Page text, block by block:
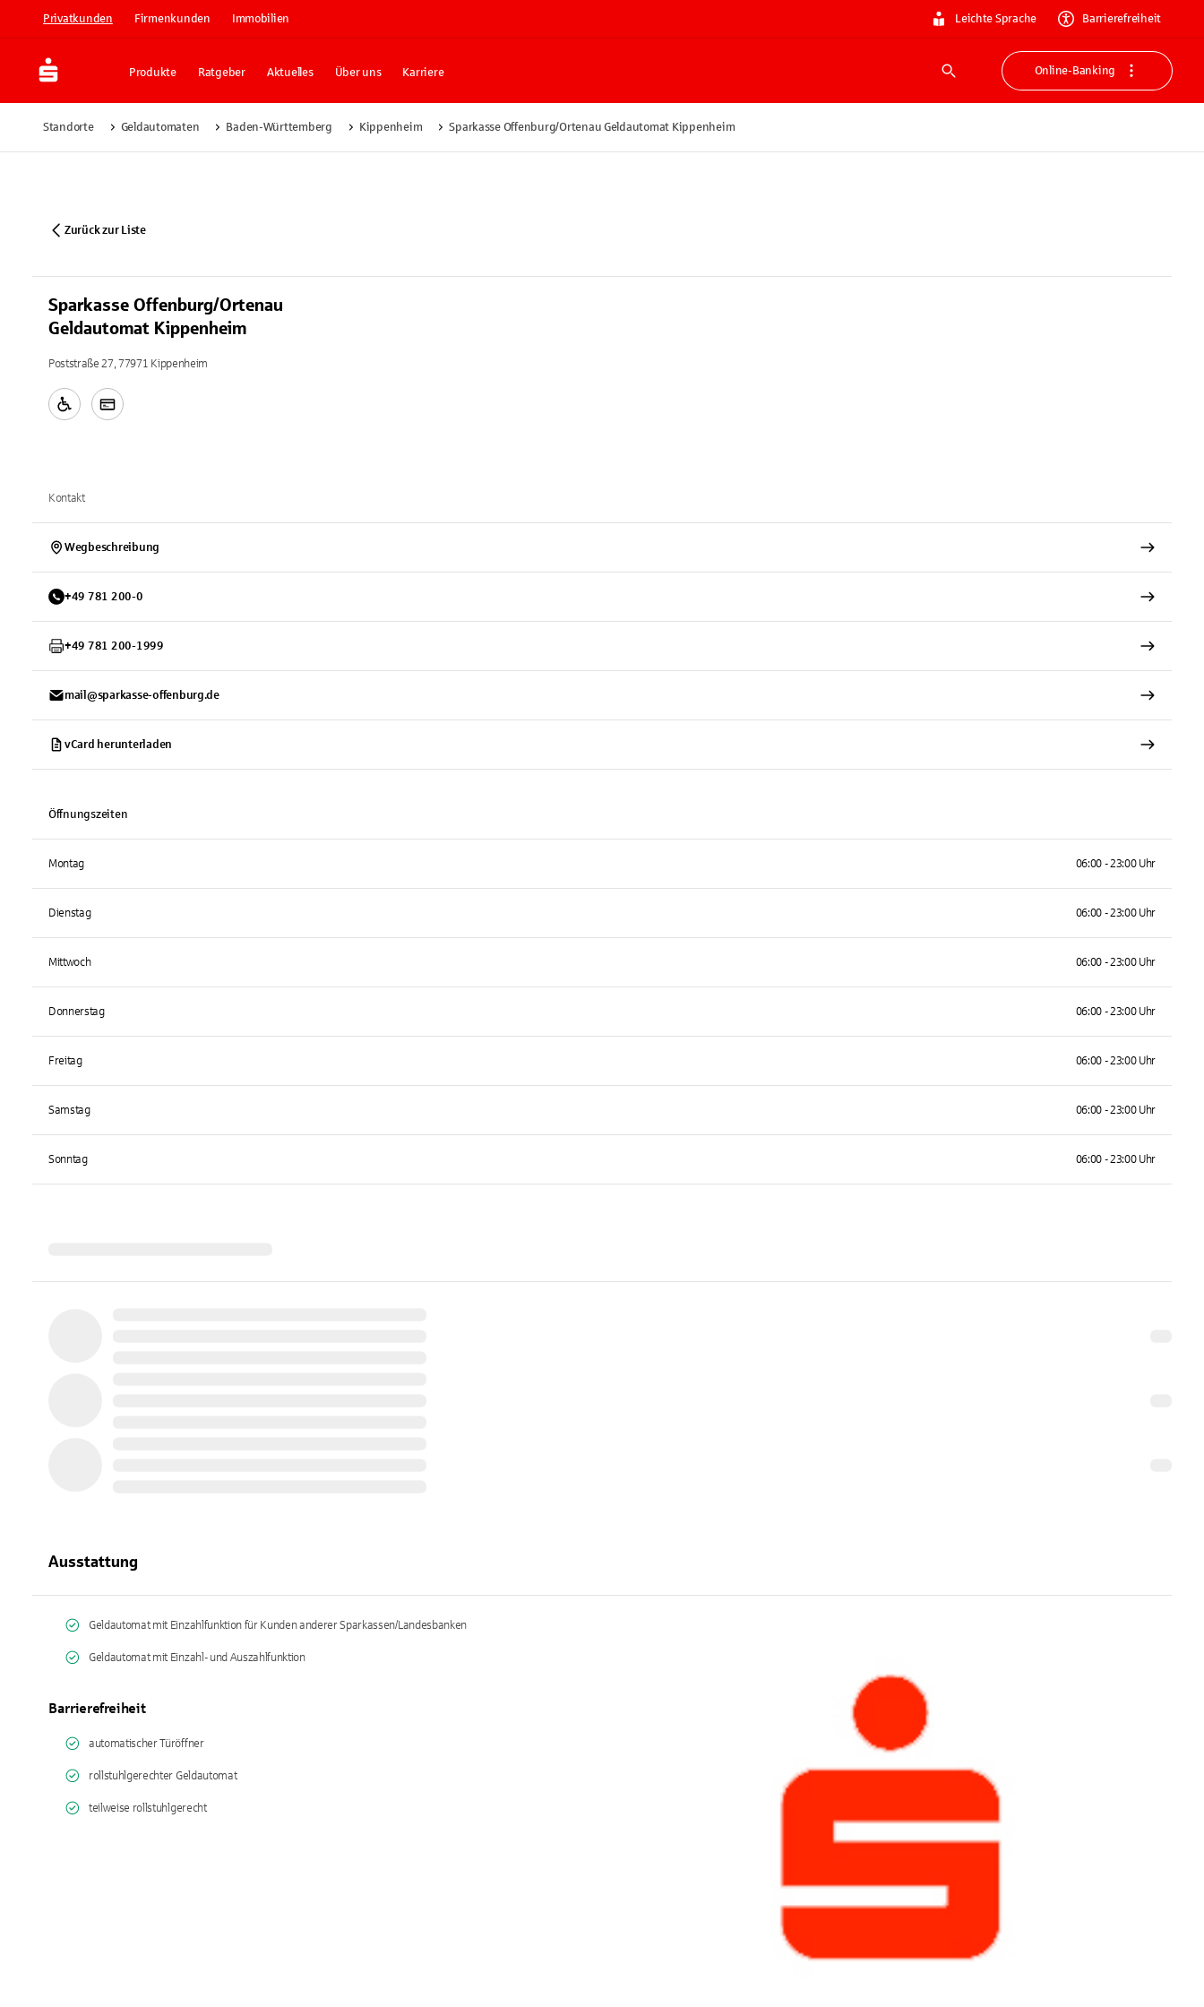
Privatkunden Firmenkunden Immobilien Leichte Sprache Barrierefreiheit
Produkte Ratgeber Aktuelles Über uns Karriere
Suche
Online-Banking
Standorte Geldautomaten Baden-Württemberg Kippenheim Sparkasse Offenburg/Ortenau Geldautomat Kippenheim
Zurück zur Liste
Sparkasse Offenburg/Ortenau
Geldautomat Kippenheim
Poststraße 27, 77971 Kippenheim
Kontakt
Wegbeschreibung
+49 781 200-0
+49 781 200-1999
mail@sparkasse-offenburg.de
vCard herunterladen
Öffnungszeiten
Montag 06:00 - 23:00 Uhr
Dienstag 06:00 - 23:00 Uhr
Mittwoch 06:00 - 23:00 Uhr
Donnerstag 06:00 - 23:00 Uhr
Freitag 06:00 - 23:00 Uhr
Samstag 06:00 - 23:00 Uhr
Sonntag 06:00 - 23:00 Uhr
Ausstattung
Geldautomat mit Einzahlfunktion für Kunden anderer Sparkassen/Landesbanken
Geldautomat mit Einzahl- und Auszahlfunktion
Barrierefreiheit
automatischer Türöffner
rollstuhlgerechter Geldautomat
teilweise rollstuhlgerecht